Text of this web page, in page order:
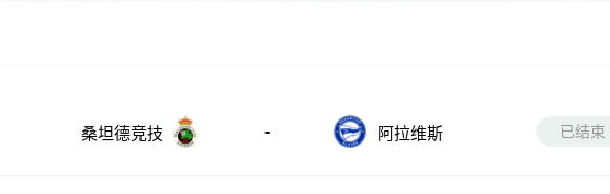
桑坦德竞技 - 阿拉维斯 已结束